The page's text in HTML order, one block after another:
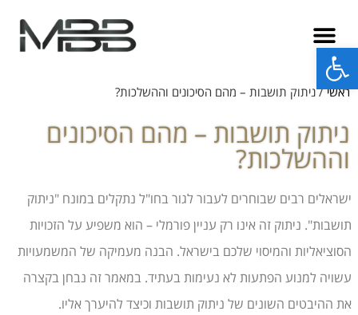
פתח סרגל נגישות
ראשי/ניתוק תושבות – מהם הסיכונים וההשלכות?
ניתוק תושבות – מהם הסיכונים
וההשלכות?
ישראלים רבים שבוחרים לעבור לגור בחו"ל נתקלים במונח "ניתוק
תושבות". ניתוק זה אינו רק עניין פורמלי – הוא משפיע על הזכויות
הסוציאליות והמיסוי שלכם בישראל. הבנה מעמיקה של המשמעויות
עשויה למנוע הפתעות לא נעימות בעתיד. במאמר זה נבחן בקצרה
את ההיבטים השונים של ניתוק תושבות וכיצד להיערך אליו.